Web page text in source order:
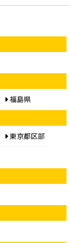
福島県
東京都区部